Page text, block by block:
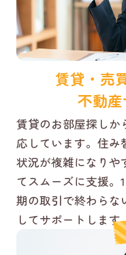
賃貸・売
不動
賃貸のお部屋探しか
応しています。住み
状況が複雑になりや
てスムーズに支援。
期の取引で終わらな
してサポートします